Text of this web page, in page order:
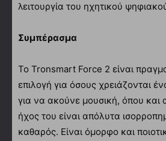
λειτουργία του ηχητικού
Συμπέρασμα
Το Tronsmart Force 2 είναι
επιλογή για όσους χρειάζονται
για να ακούνε μουσική, όπου και
ήχος του είναι απόλυτα
καθαρός. Είναι όμορφο και